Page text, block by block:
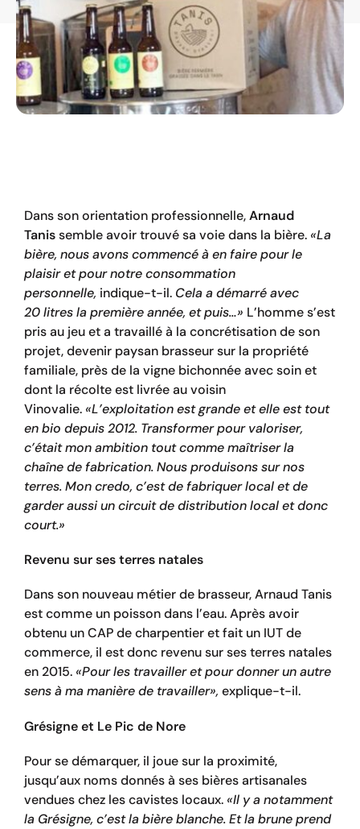
Dans son orientation professionnelle,Arnaud
Tanissemble avoir trouvé sa voie dans la bière. «La
bière, nous avons commencé à en faire pour le
plaisir et pour notre consommation
personnelle, indique-t-il. Cela a démarré avec
20litres la première année, et puis…» L’homme s’est
pris au jeu et a travaillé à la concrétisation de son
projet, devenir paysan brasseur sur la propriété
familiale, près de la vigne bichonnée avec soin et
dont la récolte est livrée au voisin
Vinovalie. «L’exploitation est grande et elle est tout
en bio depuis2012. Transformer pour valoriser,
c’était mon ambition tout comme maîtriser la
chaîne de fabrication. Nous produisons sur nos
terres. Mon credo, c’est de fabriquer local et de
garder aussi un circuit de distribution local et donc
court.»
Revenu sur ses terres natales
Dans son nouveau métier de brasseur, Arnaud Tanis
est comme un poisson dans l’eau. Après avoir
obtenu un CAP de charpentier et fait un IUT de
commerce, il est donc revenu sur ses terres natales
en 2015. «Pour les travailler et pour donner un autre
sens à ma manière de travailler», explique-t-il.
Grésigne et Le Pic de Nore
Pour se démarquer, il joue sur la proximité,
jusqu’aux noms donnés à ses bières artisanales
vendues chez les cavistes locaux. «Il y a notamment
la Grésigne, c’est la bière blanche. Et la brune prend